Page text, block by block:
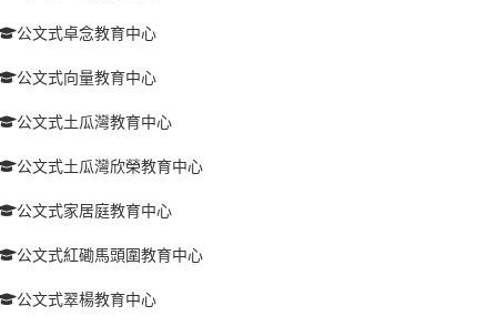
公文式卓念教育中心
公文式向量教育中心
公文式土瓜灣教育中心
公文式土瓜灣欣榮教育中心
公文式家居庭教育中心
公文式紅磡馬頭圍教育中心
公文式翠楊教育中心